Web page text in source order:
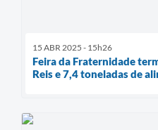
15 ABR 2025 - 15h26
Feira da Fraternidade
Reis e 7,4 toneladas de